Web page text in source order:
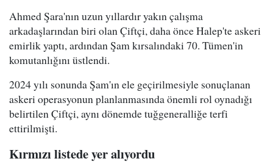
Ahmed Şara'nın uzun yıllardır yakın çalışma
arkadaşlarından biri olan Çiftçi, daha önce Halep'te askeri
emirlik yaptı, ardından Şam kırsalındaki 70. Tümen'in
komutanlığını üstlendi.
2024 yılı sonunda Şam'ın ele geçirilmesiyle sonuçlanan
askeri operasyonun planlanmasında önemli rol oynadığı
belirtilen Çiftçi, aynı dönemde tuğgeneralliğe terfi
ettirilmişti.
Kırmızı listede yer alıyordu